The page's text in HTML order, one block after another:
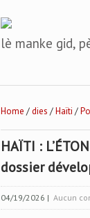
lè manke gid,
Home /dies /Haïti /
HAÏTI :
dossier
04/19/2026 | Aucun